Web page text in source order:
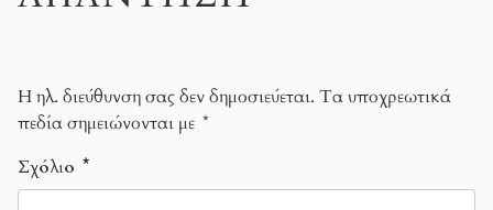
Η ηλ. διεύθυνση σας δεν δημοσιεύεται. Τα υποχρεωτικά
πεδία σημειώνονται με *
Σχόλιο *